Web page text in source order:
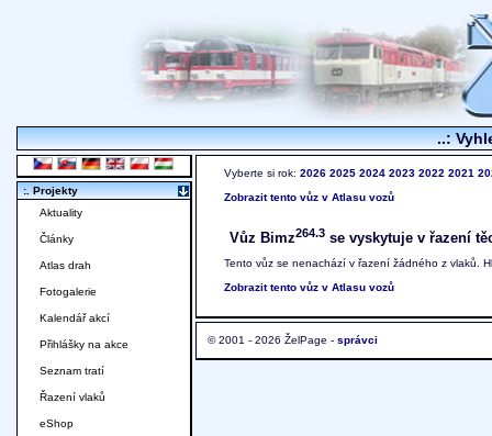
..:
Vyberte si rok: 2026 2025 2024 2023 2022 2021
Zobrazit tento vůz v Atlasu vozů
Vůz Bimz264.3 se vyskytuje v řazení
Tento vůz se nenachází v řazení žádného z vlaků.
Zobrazit tento vůz v Atlasu vozů
© 2001 - 2026 ŽelPage - správci
:. Projekty
Aktuality
Články
Atlas drah
Fotogalerie
Kalendář akcí
Přihlášky na akce
Seznam tratí
Řazení vlaků
eShop